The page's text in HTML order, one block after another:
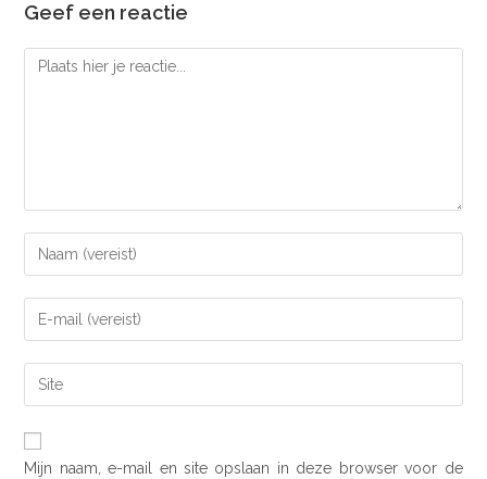
Geef een reactie
Mijn naam, e-mail en site opslaan in deze browser voor de